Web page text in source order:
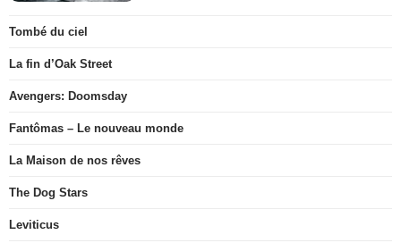
Tombé du ciel
La fin d’Oak Street
Avengers: Doomsday
Fantômas – Le nouveau monde
La Maison de nos rêves
The Dog Stars
Leviticus